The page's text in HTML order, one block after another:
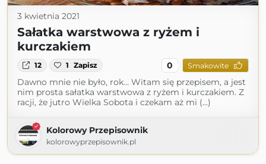
3 kwietnia 2021
Sałatka warstwowa z ryżem i
kurczakiem
12 1 Zapisz 0 Smakowite
Dawno mnie nie było, rok… Witam się przepisem, a jest
nim prosta sałatka warstwowa z ryżem i kurczakiem. Z
racji, że jutro Wielka Sobota i czekam aż mi (...)
Kolorowy Przepisownik
kolorowyprzepisownik.pl